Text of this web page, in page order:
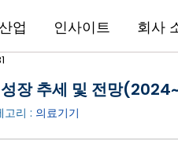
업 인사이트 회사
장 추세 및 전망
리 : 의료기기